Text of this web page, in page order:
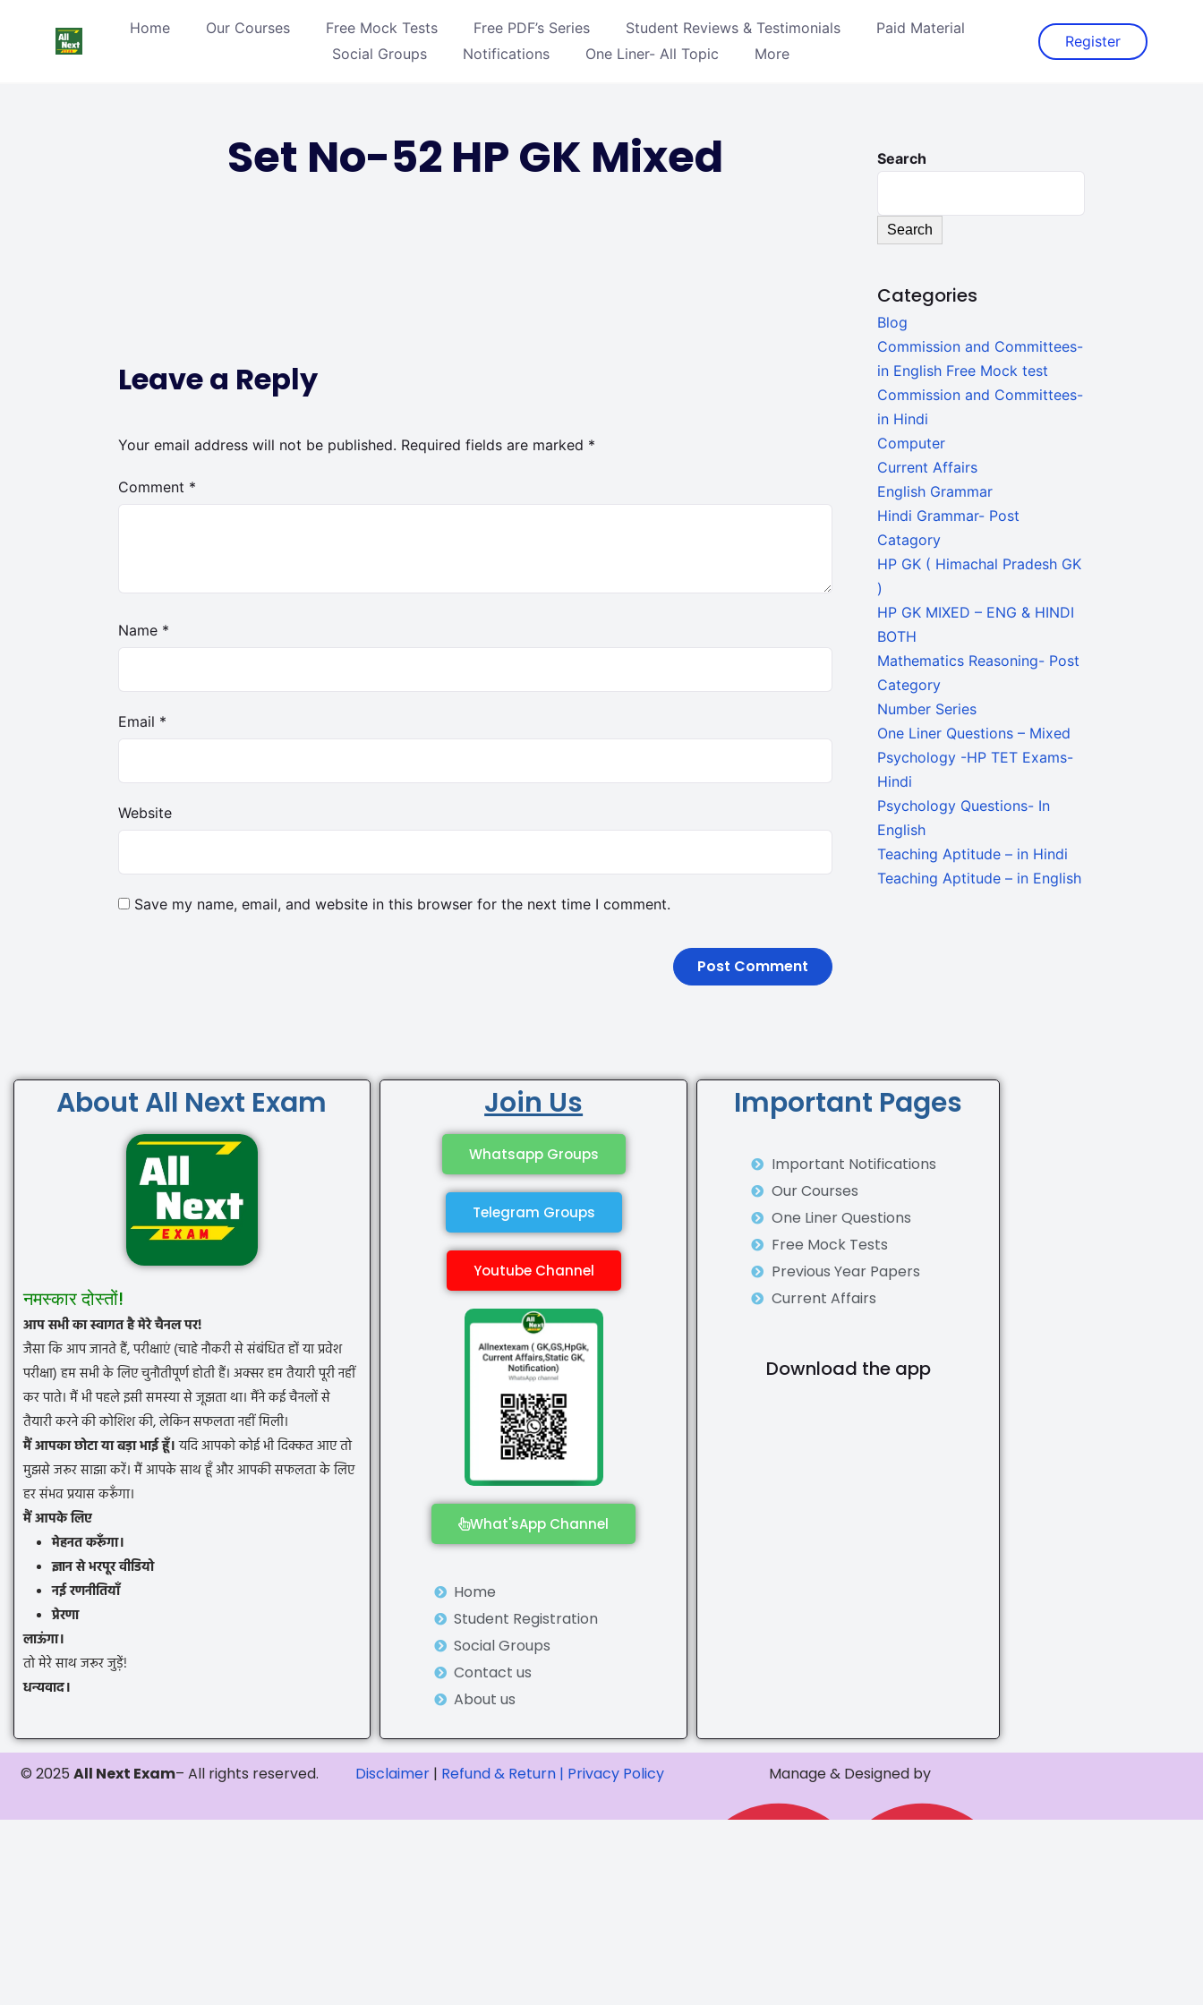
Home Our Courses Free Mock Tests Free PDF’s Series Student Reviews & Testimonials
Paid Material
Social Groups
Notifications One Liner- All Topic More
Register
Set No-52 HP GK Mixed
Leave a Reply
Your email address will not be published. Required fields are marked *
Comment *
Name *
Email *
Website
Save my name, email, and website in this browser for the next time I comment.
Search
Search
Categories
Blog
Commission and Committees-
in English Free Mock test
Commission and Committees-
in Hindi
Computer
Current Affairs
English Grammar
Hindi Grammar- Post
Catagory
HP GK ( Himachal Pradesh GK
)
HP GK MIXED – ENG & HINDI
BOTH
Mathematics Reasoning- Post
Category
Number Series
One Liner Questions – Mixed
Psychology -HP TET Exams-
Hindi
Psychology Questions- In
English
Teaching Aptitude – in Hindi
Teaching Aptitude – in English
About All Next Exam
नमस्कार दोस्तों!
आप सभी का स्वागत है मेरे चैनल पर!
जैसा कि आप जानते हैं, परीक्षाएं (चाहे नौकरी से संबंधित हों या प्रवेश
परीक्षा) हम सभी के लिए चुनौतीपूर्ण होती हैं। अक्सर हम तैयारी पूरी नहीं
कर पाते। मैं भी पहले इसी समस्या से जूझता था। मैंने कई चैनलों से
तैयारी करने की कोशिश की, लेकिन सफलता नहीं मिली।
मैं आपका छोटा या बड़ा भाई हूँ।यदि आपको कोई भी दिक्कत आए तो
मुझसे जरूर साझा करें। मैं आपके साथ हूँ और आपकी सफलता के लिए
हर संभव प्रयास करूँगा।
मैं आपके लिए
मेहनत करूँगा।
ज्ञान से भरपूर वीडियो
नई रणनीतियाँ
प्रेरणा
लाऊंगा।
तो मेरे साथ जरूर जुड़ें!
धन्यवाद।
Join Us
Whatsapp Groups
Telegram Groups
Youtube Channel
What'sApp Channel
Home
Student Registration
Social Groups
Contact us
About us
Important Pages
Important Notifications
Our Courses
One Liner Questions
Free Mock Tests
Previous Year Papers
Current Affairs
Download the app
© 2025All Next Exam– All rights reserved. Disclaimer | Refund & Return | Privacy Policy Manage & Designed by